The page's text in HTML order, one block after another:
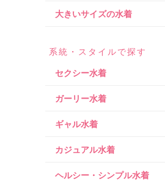
大きいサイズの水着
系統・スタイルで探す
セクシー水着
ガーリー水着
ギャル水着
カジュアル水着
ヘルシー・シンプル水着